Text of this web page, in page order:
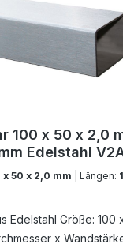
100 x 50 x 2,0
Edelstahl
x 50 x 2,0 mm | Längen:
Edelstahl Größe: 100
x